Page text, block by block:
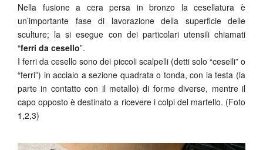
Nella fusione a cera persa in bronzo la cesellatura è
un’importante fase di lavorazione della superficie delle
sculture; la si esegue con dei particolari utensili chiamati
“ferri da cesello”.
I ferri da cesello sono dei piccoli scalpelli (detti solo “ceselli” o
“ferri”) in acciaio a sezione quadrata o tonda, con la testa (la
parte in contatto con il metallo) di forme diverse, mentre il
capo opposto è destinato a ricevere i colpi del martello. (Foto
1,2,3)